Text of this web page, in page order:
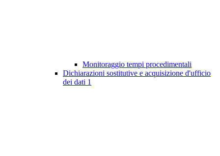
Monitoraggio tempi procedimentali
Dichiarazioni sostitutive e acquisizione d'ufficio
dei dati 1